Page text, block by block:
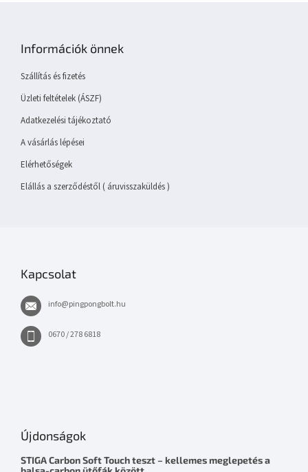
Információk önnek
Szállítás és fizetés
Üzleti feltételek (ÁSZF)
Adatkezelési tájékoztató
A vásárlás lépései
Elérhetőségek
Elállás a szerződéstől ( áruvisszaküldés )
Kapcsolat
info@pingpongbolt.hu
0670 / 278 6818
Újdonságok
STIGA Carbon Soft Touch teszt – kellemes meglepetés a